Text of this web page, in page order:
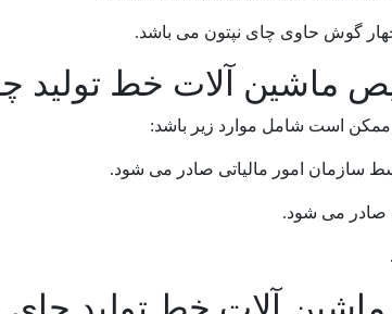
گوش حاوی چای نپتون می باشد.
ماشین آلات خط تولید
ممکن است شامل موارد زیر باشد:
سازمان امور مالیاتی صادر می شود.
صادر می شود.